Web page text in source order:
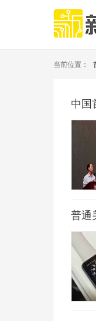
当前位置：
中国
普通